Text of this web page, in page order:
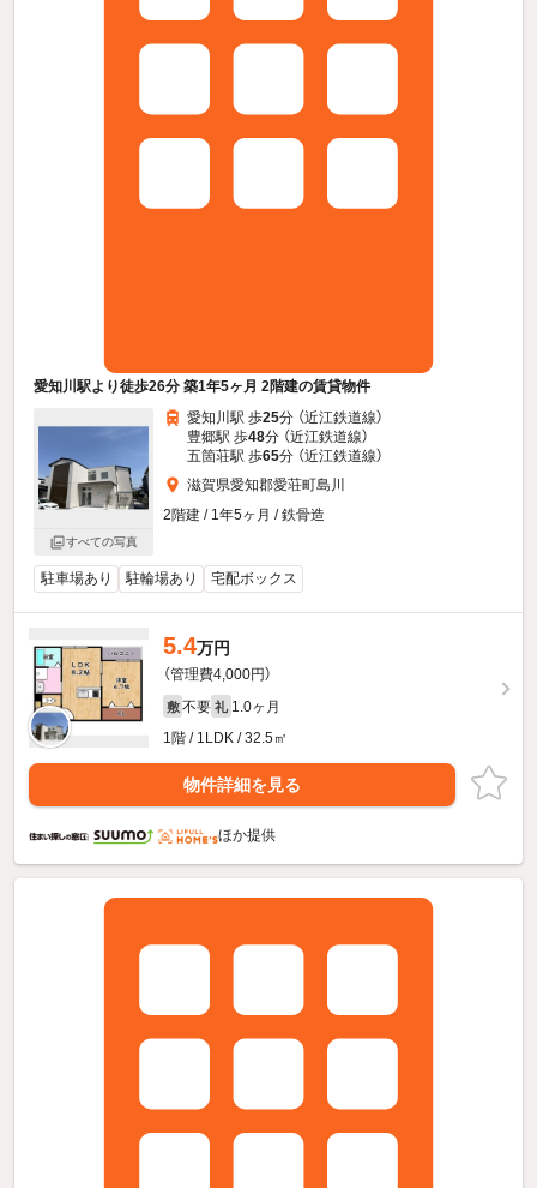
愛知川駅より徒歩26分 築1年5ヶ月 2階建の賃貸物件
すべての写真
愛知川駅 歩25分 （近江鉄道線）
豊郷駅 歩48分 （近江鉄道線）
五箇荘駅 歩65分 （近江鉄道線）
滋賀県愛知郡愛荘町島川
2階建 / 1年5ヶ月 / 鉄骨造
駐車場あり 駐輪場あり 宅配ボックス
5.4万円
（管理費4,000円）
敷 不要 礼 1.0ヶ月
1階 / 1LDK / 32.5㎡
物件詳細を見る
ほか提供